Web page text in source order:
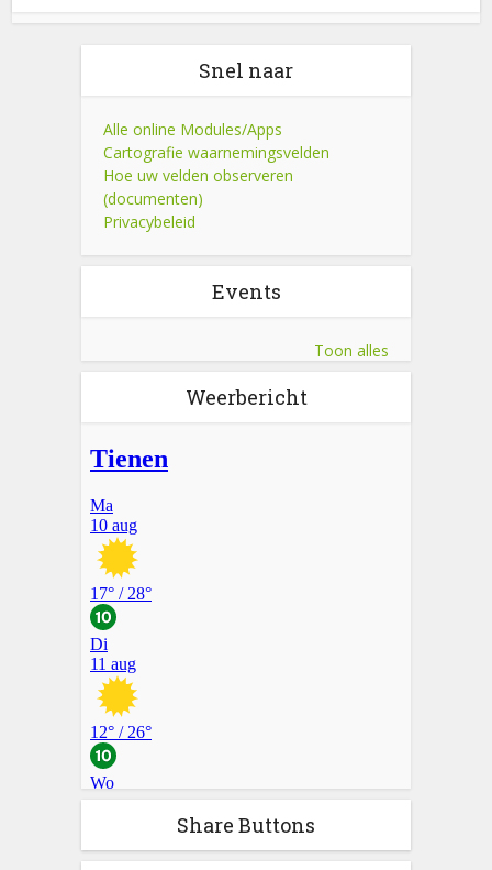
Snel naar
Alle online Modules/Apps
Cartografie waarnemingsvelden
Hoe uw velden observeren
(documenten)
Privacybeleid
Events
Toon alles
Weerbericht
Share Buttons